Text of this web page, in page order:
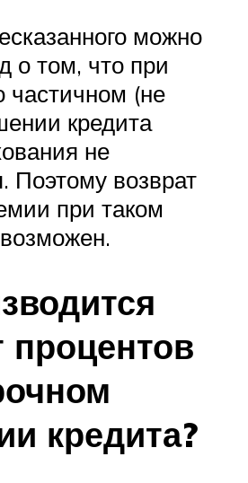
можно
о том, что при
частичном (не
кредита
не
Поэтому возврат
при таком
процентов
кредита?